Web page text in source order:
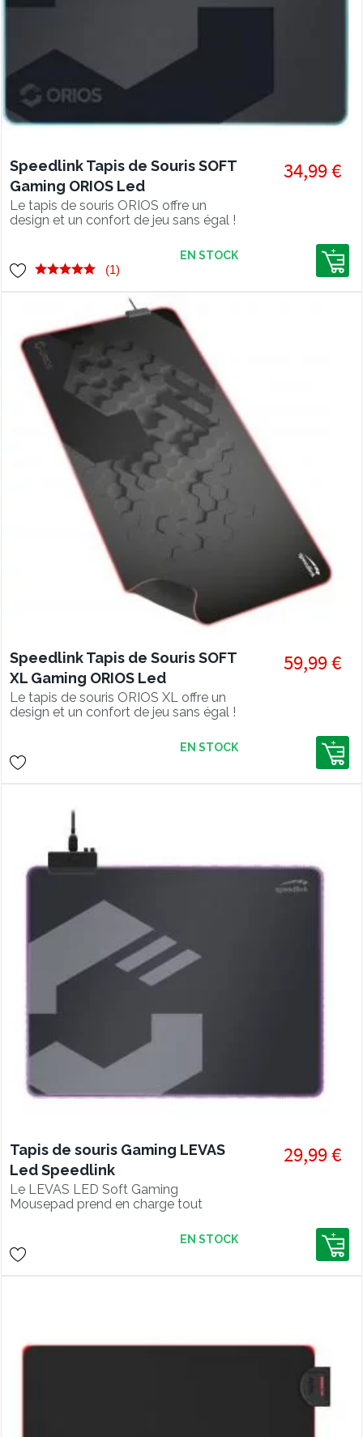
Speedlink Tapis de Souris SOFT
Gaming ORIOS Led
Le tapis de souris ORIOS offre un
design et un confort de jeu sans égal !
34,99 €
(1)
EN STOCK
Speedlink Tapis de Souris SOFT
XL Gaming ORIOS Led
Le tapis de souris ORIOS XL offre un
design et un confort de jeu sans égal !
59,99 €
EN STOCK
Tapis de souris Gaming LEVAS
Led Speedlink
Le LEVAS LED Soft Gaming
Mousepad prend en charge tout
modes d’éclairage multicolores
peuvent être changés facilement et à
volonté par un commutateur, de sorte
29,99 €
EN STOCK